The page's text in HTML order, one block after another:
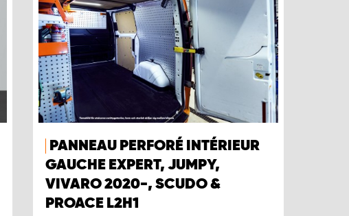
PANNEAU PERFORÉ INTÉRIEUR
GAUCHE EXPERT, JUMPY,
VIVARO 2020-, SCUDO &
PROACE L2H1